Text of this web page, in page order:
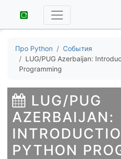
Про Python
События
LUG/PUG Azerbaijan:
Programming
LUG/PUG
AZERBAIJAN:
PYTHON